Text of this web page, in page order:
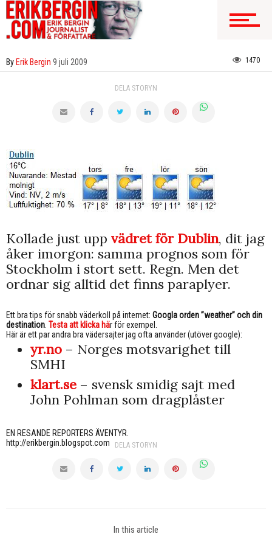
By Erik Bergin 9 juli 2009 1470
DELA STORYN
Kollade just upp vädret för Dublin, dit jag
åker imorgon: samma prognos som för
Stockholm i stort sett. Regn. Men det
ordnar sig alltid det finns paraplyer.
Ett bra tips för snabb väderkoll på internet: Googla orden ”weather” och din
destination Testa att klicka här för exempel.
Här är ett par andra bra vädersajter jag ofta använder (utöver google):
yr.no – Norges motsvarighet till
SMHI
klart.se – svensk smidig sajt med
John Pohlman som dragplåster
EN RESANDE REPORTERS ÄVENTYR.
http://erikbergin.blogspot.com
DELA STORYN
In this article